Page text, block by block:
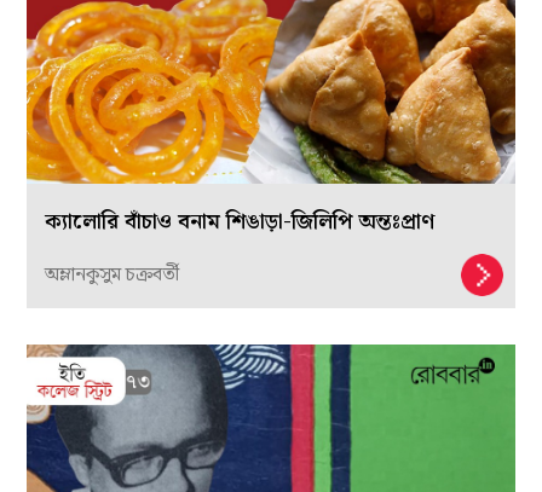
ক্যালোরি বাঁচাও বনাম শিঙাড়া-জিলিপি অন্তঃপ্রাণ
অম্লানকুসুম চক্রবর্তী